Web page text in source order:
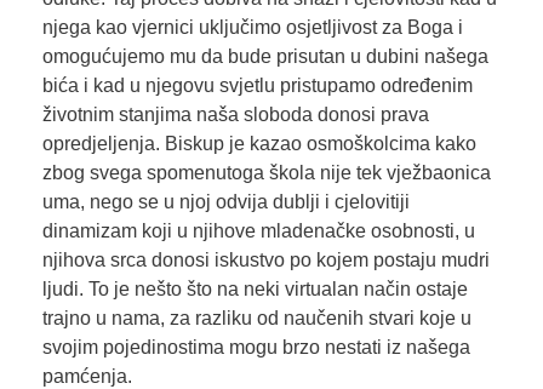
njega kao vjernici uključimo osjetljivost za Boga i
omogućujemo mu da bude prisutan u dubini našega
bića i kad u njegovu svjetlu pristupamo određenim
životnim stanjima naša sloboda donosi prava
opredjeljenja. Biskup je kazao osmoškolcima kako
zbog svega spomenutoga škola nije tek vježbaonica
uma, nego se u njoj odvija dublji i cjelovitiji
dinamizam koji u njihove mladenačke osobnosti, u
njihova srca donosi iskustvo po kojem postaju mudri
ljudi. To je nešto što na neki virtualan način ostaje
trajno u nama, za razliku od naučenih stvari koje u
svojim pojedinostima mogu brzo nestati iz našega
pamćenja.